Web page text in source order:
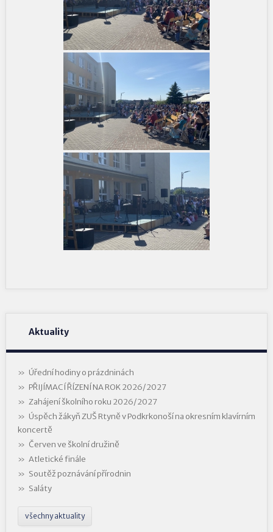
Aktuality
Úřední hodiny o prázdninách
PŘIJÍMACÍ ŘÍZENÍ NA ROK 2026/2027
Zahájení školního roku 2026/2027
Úspěch žákyň ZUŠ Rtyně v Podkrkonoší na okresním klavírním
koncertě
Červen ve školní družině
Atletické finále
Soutěž poznávání přírodnin
Saláty
všechny aktuality